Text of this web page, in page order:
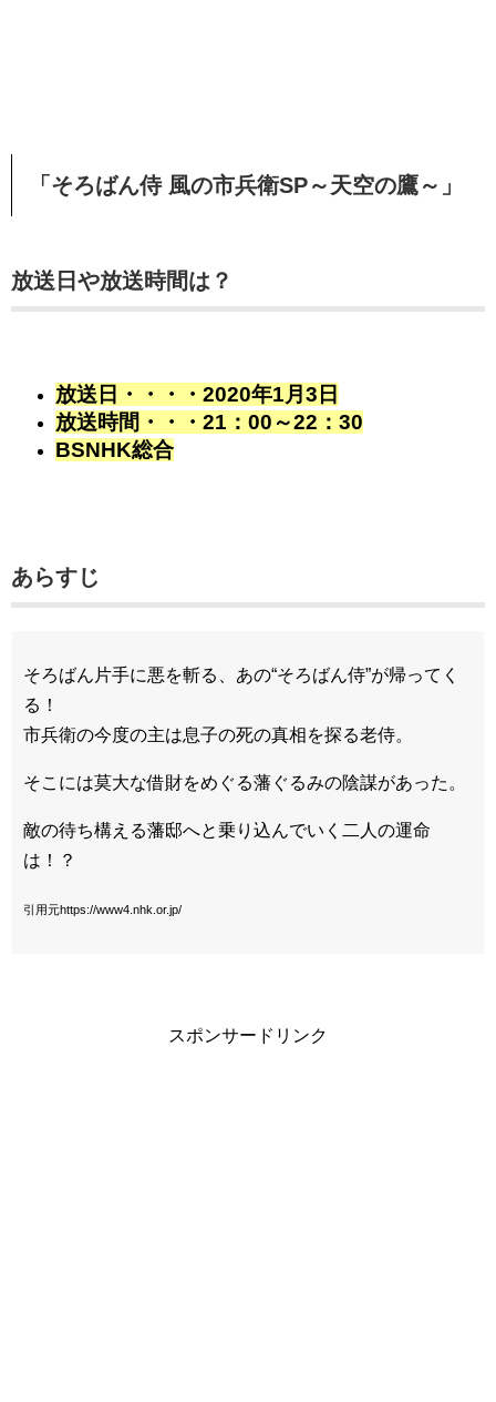
「そろばん侍 風の市兵衛SP～天空の鷹～」
放送日や放送時間は？
放送日・・・・2020年1月3日
放送時間・・・21：00～22：30
BSNHK総合
あらすじ
そろばん片手に悪を斬る、あの“そろばん侍”が帰ってく
る！
市兵衛の今度の主は息子の死の真相を探る老侍。
そこには莫大な借財をめぐる藩ぐるみの陰謀があった。
敵の待ち構える藩邸へと乗り込んでいく二人の運命
は！？
引用元https://www4.nhk.or.jp/
スポンサードリンク